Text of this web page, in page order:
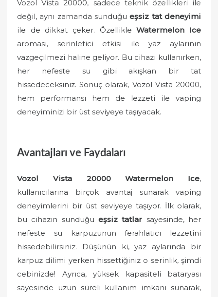
Vozol Vista 20000, sadece teknik özellikleri ile
değil, aynı zamanda sunduğueşsiz tat deneyimi
ile de dikkat çeker. ÖzellikleWatermelon Ice
aroması, serinletici etkisi ile yaz aylarının
vazgeçilmezi haline geliyor. Bu cihazı kullanırken,
her nefeste su gibi akışkan bir tat
hissedeceksiniz. Sonuç olarak, Vozol Vista 20000,
hem performansı hem de lezzeti ile vaping
deneyiminizi bir üst seviyeye taşıyacak.
Avantajları ve Faydaları
Vozol Vista 20000 Watermelon Ice,
kullanıcılarına birçok avantaj sunarak vaping
deneyimlerini bir üst seviyeye taşıyor. İlk olarak,
bu cihazın sunduğu eşsiz tatlar sayesinde, her
nefeste su karpuzunun ferahlatıcı lezzetini
hissedebilirsiniz. Düşünün ki, yaz aylarında bir
karpuz dilimi yerken hissettiğiniz o serinlik, şimdi
cebinizde! Ayrıca, yüksek kapasiteli bataryası
sayesinde uzun süreli kullanım imkanı sunarak,